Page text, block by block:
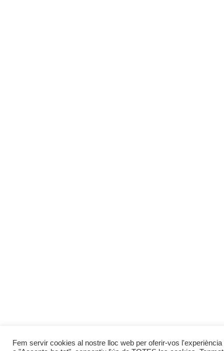
Fem servir cookies al nostre lloc web per oferir-vos